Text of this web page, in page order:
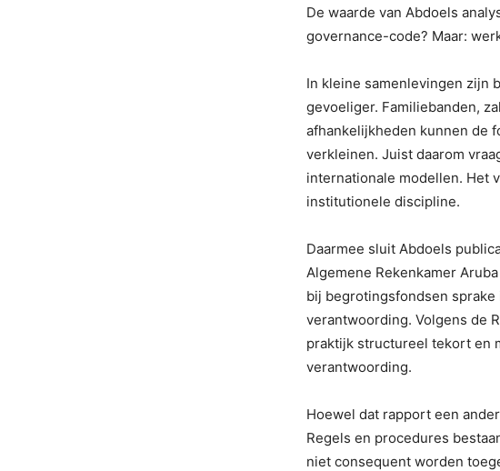
De waarde van Abdoels
governance-code? Maar:
In kleine samenlevingen zijn
gevoeliger. Familiebanden,
afhankelijkheden kunnen de
verkleinen. Juist daarom
internationale modellen. Het
institutionele discipline.
Daarmee sluit Abdoels
Algemene Rekenkamer
bij begrotingsfondsen
verantwoording. Volgens de
praktijk structureel tekort en
verantwoording.
Hoewel dat rapport een
Regels en procedures
niet consequent worden